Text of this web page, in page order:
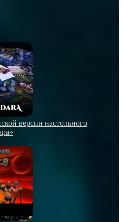
версии настольного